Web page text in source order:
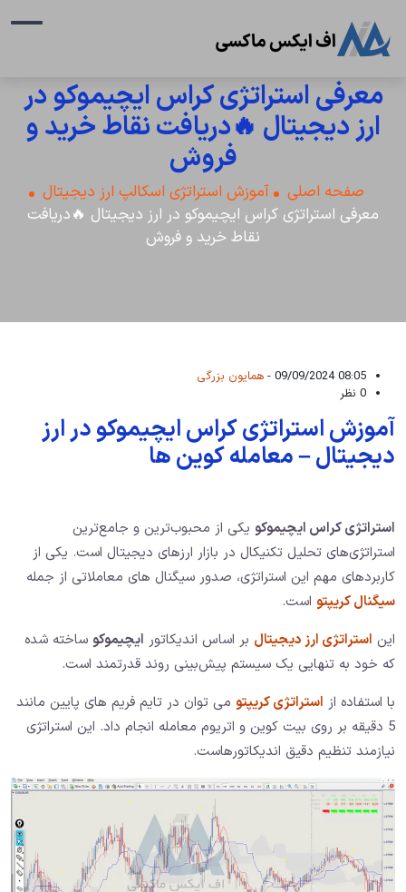
معرفی استراتژی کراس ایچیموکو در
ارز دیجیتال 🔥دریافت نقاط خرید و
فروش
صفحه اصلی
آموزش استراتژی اسکالپ ارز دیجیتال
معرفی استراتژی کراس ایچیموکو در ارز دیجیتال 🔥دریافت
نقاط خرید و فروش
08:05 09/09/2024 -
همایون بزرگی
0 نظر
آموزش استراتژی کراس ایچیموکو در ارز
دیجیتال – معامله کوین ها
استراتژی کراس ایچیموکو یکی از محبوب‌ترین و جامع‌ترین
استراتژی‌های تحلیل تکنیکال در بازار ارزهای دیجیتال است. یکی از
کاربردهای مهم این استراتژی، صدور سیگنال های معاملاتی از جمله
سیگنال کریپتو است.
این استراتژی ارز دیجیتال بر اساس اندیکاتور ایچیموکو ساخته شده
که خود به تنهایی یک سیستم پیش‌بینی روند قدرتمند است.
با استفاده از استراتژی کریپتو می توان در تایم فریم های پایین مانند
5 دقیقه بر روی بیت کوین و اتریوم معامله انجام داد. این استراتژی
نیازمند تنظیم دقیق اندیکاتورهاست.